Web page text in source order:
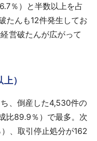
％）と半数以上を占
たんも12件発生してお
営破たんが広がって
）
、倒産した4,530件の
比89.9％）で最多。次
、取引停止処分が162